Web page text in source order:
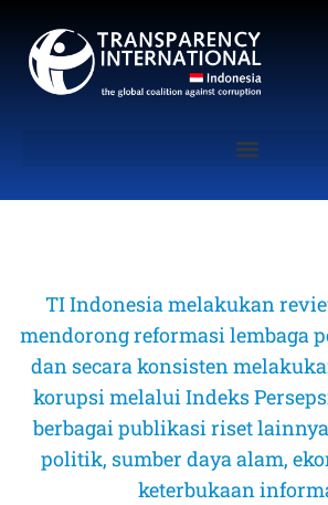
TI Indonesia melakukan
mendorong reformasi lembaga
dan secara konsisten
korupsi melalui Indeks
berbagai publikasi riset
politik, sumber daya alam,
keterbukaan